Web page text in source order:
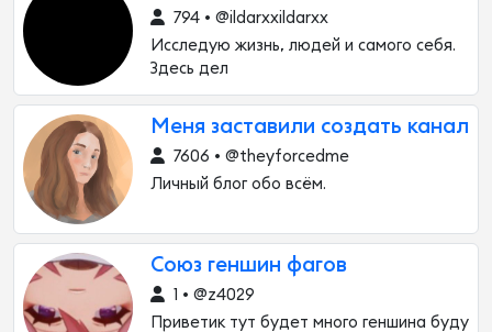
794 • @ildarxxildarxx
Исследую жизнь, людей и самого себя.
Здесь дел
Меня заставили создать канал
7606 • @theyforcedme
Личный блог обо всём.
Союз геншин фагов
1 • @z4029
Приветик тут будет много геншина буду